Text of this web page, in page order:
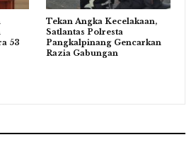
53
Tekan Angka Kecelakaan,
Satlantas Polresta
Pangkalpinang Gencarkan
Razia Gabungan